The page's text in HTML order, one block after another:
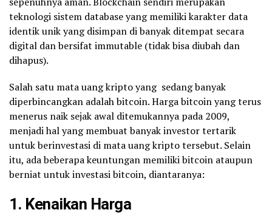
teknologi sistem database yang memiliki karakter data
identik unik yang disimpan di banyak ditempat secara
digital dan bersifat immutable (tidak bisa diubah dan
dihapus).
Salah satu mata uang kripto yang sedang banyak
diperbincangkan adalah bitcoin. Harga bitcoin yang terus
menerus naik sejak awal ditemukannya pada 2009,
menjadi hal yang membuat banyak investor tertarik
untuk berinvestasi di mata uang kripto tersebut. Selain
itu, ada beberapa keuntungan memiliki bitcoin ataupun
berniat untuk investasi bitcoin, diantaranya:
1. Kenaikan Harga